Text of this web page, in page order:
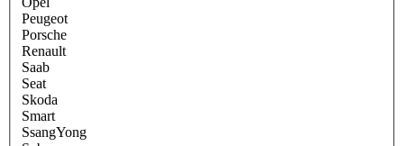
Peugeot
Porsche
Renault
Saab
Seat
Skoda
Smart
SsangYong